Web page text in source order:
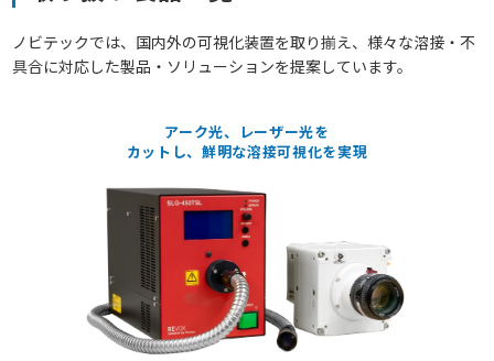
ノビテックでは、国内外の可視化装置を取り揃え、様々な溶接・不
具合に対応した製品・ソリューションを提案しています。
アーク光、レーザー光を
カットし、鮮明な溶接可視化を実現